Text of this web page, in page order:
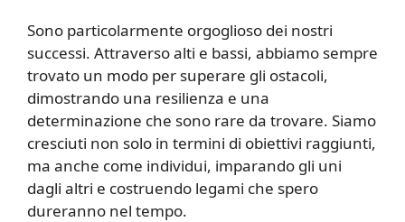
Sono particolarmente orgoglioso dei nostri
successi. Attraverso alti e bassi, abbiamo sempre
trovato un modo per superare gli ostacoli,
dimostrando una resilienza e una
determinazione che sono rare da trovare. Siamo
cresciuti non solo in termini di obiettivi raggiunti,
ma anche come individui, imparando gli uni
dagli altri e costruendo legami che spero
dureranno nel tempo.